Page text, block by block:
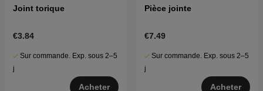
Joint torique
€3.84
Sur commande. Exp. sous 2–5
j
Acheter
Pièce jointe
€7.49
Sur commande. Exp. sous 2–5
j
Acheter